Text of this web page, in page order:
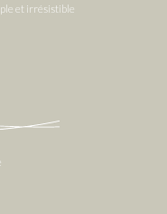
et irrésistible